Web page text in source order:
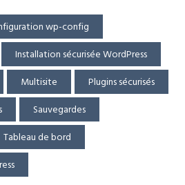
wp-config
Installation sécurisée WordPress
Multisite
Plugins sécurisés
Sauvegardes
Tableau de bord